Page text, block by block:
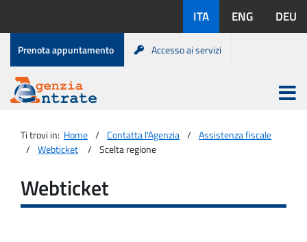
contenuto
disponibili:
ITA ENG DEU
Menu
di
servizio
Prenota appuntamento Accesso ai servizi
Agenzia
Entrate
Apri
menu
principale
Ti trovi in: Home Contatta l'Agenzia
Assistenza fiscale
Webticket
Scelta regione
Webticket